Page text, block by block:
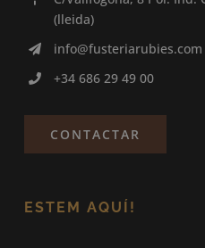
(lleida)
info@fusteriarubies.com
+34 686 29 49 00
CONTACTAR
ESTEM AQUÍ!